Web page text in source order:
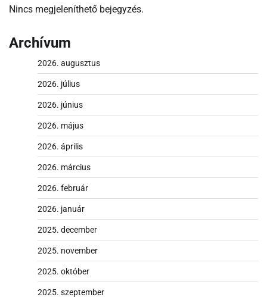
Nincs megjeleníthető bejegyzés.
Archívum
2026. augusztus
2026. július
2026. június
2026. május
2026. április
2026. március
2026. február
2026. január
2025. december
2025. november
2025. október
2025. szeptember